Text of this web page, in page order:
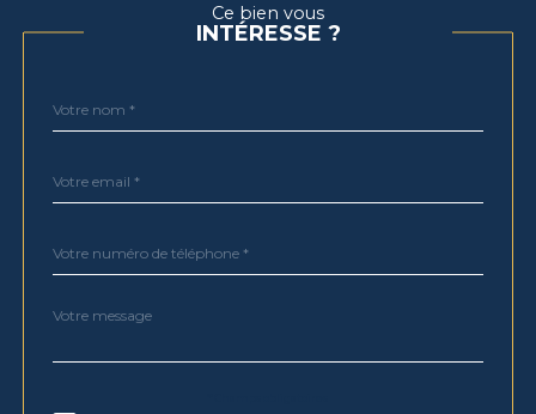
Ce bien vous
INTÉRESSE ?
par
*
*
*
Fieldset
Message
*